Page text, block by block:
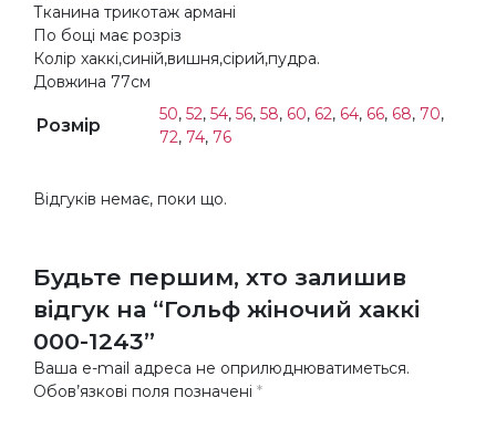
Тканина трикотаж армані
По боці має розріз
Колір хаккі,синій,вишня,сірий,пудра.
Довжина 77см
Розмір
50, 52, 54, 56, 58, 60, 62, 64, 66, 68, 70,
72, 74, 76
Відгуків немає, поки що.
Будьте першим, хто залишив
відгук на “Гольф жіночий хаккі
000-1243”
Ваша e-mail адреса не оприлюднюватиметься.
Обов’язкові поля позначені *